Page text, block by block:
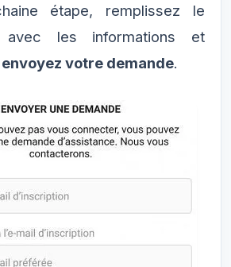
étape, remplissez le
avec les informations et
envoyez votre demande.